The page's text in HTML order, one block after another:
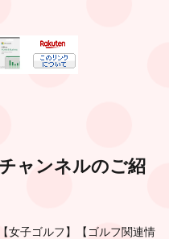
ャンネルのご紹
女子ゴルフ】【ゴルフ関連情